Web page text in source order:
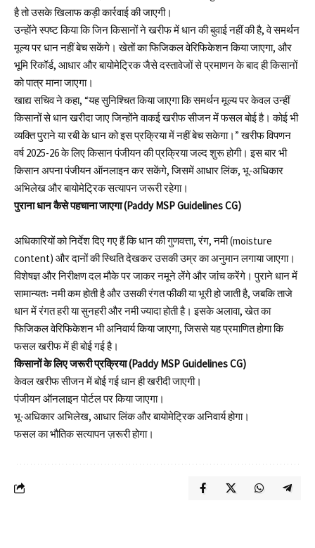
है तो उसके खिलाफ कड़ी कार्रवाई की जाएगी।
उन्होंने स्पष्ट किया कि जिन किसानों ने खरीफ में धान की बुवाई नहीं की है, वे समर्थन
मूल्य पर धान नहीं बेच सकेंगे। खेतों का फिजिकल वेरिफिकेशन किया जाएगा, और
भूमि रिकॉर्ड, आधार और बायोमेट्रिक जैसे दस्तावेजों से प्रमाणन के बाद ही किसानों
को पात्र माना जाएगा।
खाद्य सचिव ने कहा, “यह सुनिश्चित किया जाएगा कि समर्थन मूल्य पर केवल उन्हीं
किसानों से धान खरीदा जाए जिन्होंने वाकई खरीफ सीजन में फसल बोई है। कोई भी
व्यक्ति पुराने या रबी के धान को इस प्रक्रिया में नहीं बेच सकेगा।” खरीफ विपणन
वर्ष 2025-26 के लिए किसान पंजीयन की प्रक्रिया जल्द शुरू होगी। इस बार भी
किसान अपना पंजीयन ऑनलाइन कर सकेंगे, जिसमें आधार लिंक, भू-अधिकार
अभिलेख और बायोमेट्रिक सत्यापन जरूरी रहेगा।
पुराना धान कैसे पहचाना जाएगा (Paddy MSP Guidelines CG)
अधिकारियों को निर्देश दिए गए हैं कि धान की गुणवत्ता, रंग, नमी (moisture
content) और दानों की स्थिति देखकर उसकी उम्र का अनुमान लगाया जाएगा।
विशेषज्ञ और निरीक्षण दल मौके पर जाकर नमूने लेंगे और जांच करेंगे। पुराने धान में
सामान्यतः नमी कम होती है और उसकी रंगत फीकी या भूरी हो जाती है, जबकि ताजे
धान में रंगत हरी या सुनहरी और नमी ज्यादा होती है। इसके अलावा, खेत का
फिजिकल वेरिफिकेशन भी अनिवार्य किया जाएगा, जिससे यह प्रमाणित होगा कि
फसल खरीफ में ही बोई गई है।
किसानों के लिए जरूरी प्रक्रिया (Paddy MSP Guidelines CG)
केवल खरीफ सीजन में बोई गई धान ही खरीदी जाएगी।
पंजीयन ऑनलाइन पोर्टल पर किया जाएगा।
भू-अधिकार अभिलेख, आधार लिंक और बायोमेट्रिक अनिवार्य होगा।
फसल का भौतिक सत्यापन ज़रूरी होगा।